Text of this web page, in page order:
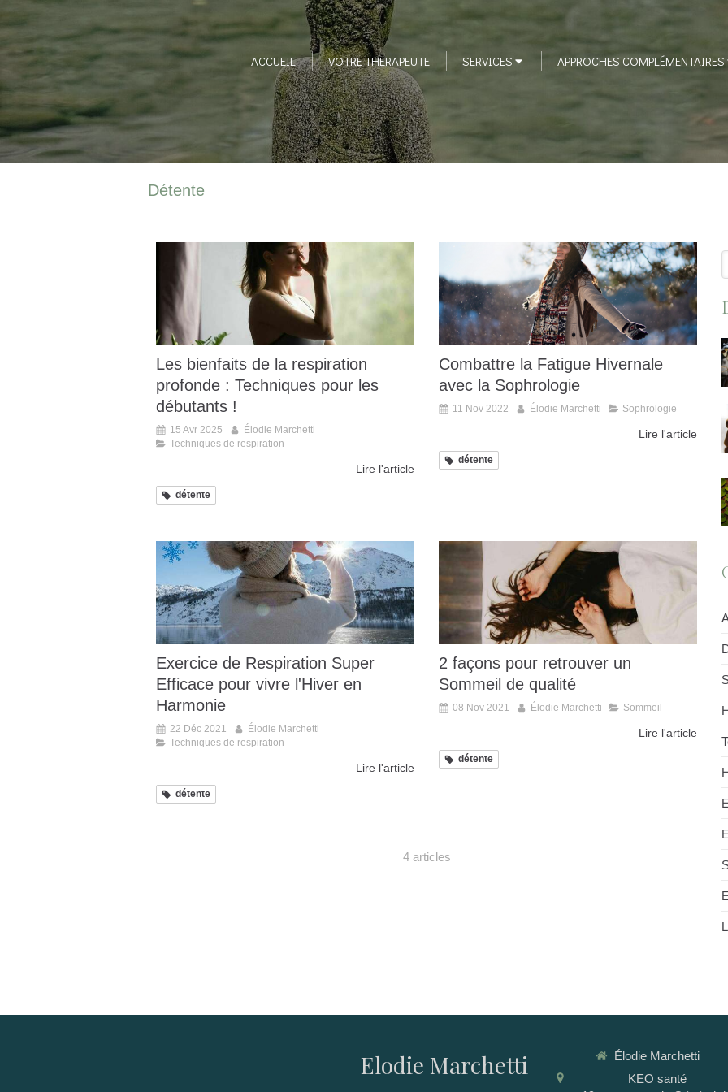
ACCUEIL VOTRE THERAPEUTE SERVICES APPROCHES COMPLÉMENTAIRES
Détente
Les bienfaits de la respiration
profonde : Techniques pour les
débutants !
15 Avr 2025
Élodie Marchetti
Techniques de respiration
Lire l'article
détente
Combattre la Fatigue Hivernale
avec la Sophrologie
11 Nov 2022 Élodie Marchetti Sophrologie
Lire l'article
détente
Exercice de Respiration Super
Efficace pour vivre l'Hiver en
Harmonie
22 Déc 2021
Élodie Marchetti
Techniques de respiration
Lire l'article
détente
2 façons pour retrouver un
Sommeil de qualité
08 Nov 2021 Élodie Marchetti Sommeil
Lire l'article
détente
4 articles
Elodie Marchetti
Élodie Marchetti
KEO santé